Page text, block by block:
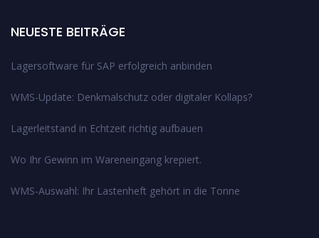
NEUESTE BEITRÄGE
Lagersoftware für SAP erfolgreich anbinden
WMS-Update: Denkmalschutz oder digitaler Kollaps?
Lagerleitstand in Echtzeit richtig aufbauen
Wo Ihr Gewinn im Wareneingang krepiert.
WMS-Auswahl: Ihr Lastenheft gehört in die Tonne